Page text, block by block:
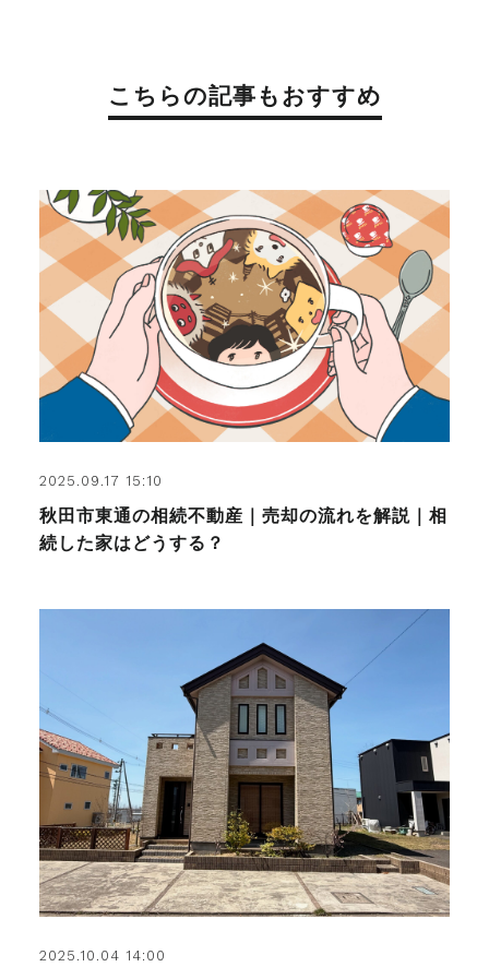
こちらの記事もおすすめ
2025.09.17 15:10
秋田市東通の相続不動産｜売却の流れを解説｜相
続した家はどうする？
2025.10.04 14:00